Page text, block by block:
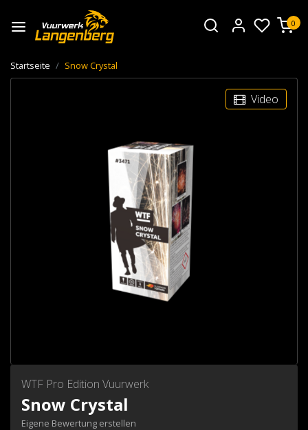
0
Startseite Snow Crystal
Video
WTF Pro Edition Vuurwerk
Snow Crystal
Eigene Bewertung erstellen